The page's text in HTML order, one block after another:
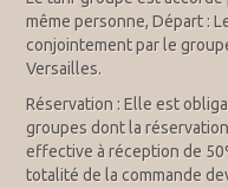
même personne, Départ :
conjointement par le
Versailles.
Réservation : Elle est
groupes dont la
effective à réception de
totalité de la commande